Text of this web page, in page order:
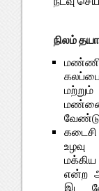
நிலம்
மண்ணை
என்ற
இட